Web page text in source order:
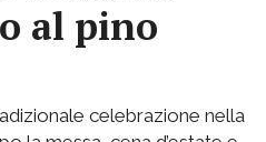
al pino
celebrazione nella